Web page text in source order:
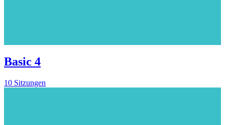
Basic 4
10 Sitzungen